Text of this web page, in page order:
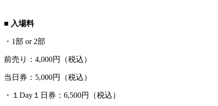
■ 入場料
・1部 or 2部
前売り：4,000円（税込）
当日券：5,000円（税込）
・１Day１日券：6,500円（税込）